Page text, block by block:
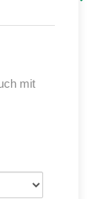
mit
der Gut-
und
weißen
Inseln
die
auf dieser